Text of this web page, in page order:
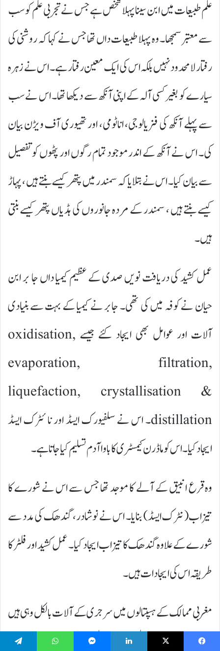
علم طبیعات میں ابن سینا پہلا شخص ہے جس نے تجربی علم کو سب
سے معتبر سمجھا۔ وہ پہلا طبیعات داں تھا جس نے کہا کہ روشنی کی
رفتار لا محدود نہیں بلکہ اس کی ایک معین رفتار ہے۔ اس نے زہرہ
سیارے کو بغیر کسی آلہ کے اپنی آنکھ سے دیکھا تھا۔ اس نے سب
سے پہلے آنکھ کی فزیالوجی، اناٹومی، اور تھیوری آف ویڑن بیان
کی۔ اس نے آنکھ کے اندر موجود تمام رگوں اور پٹھوں کو تفصیل
سے بیان کیا۔ اس نے بتلایا کہ سمندر میں پتھر کیسے بنتے ہیں ، پہاڑ
کیسے بنتے ہیں ، سمندر کے مردہ جانوروں کی ہڈیاں پتھر کیسے بنتی
ہیں۔
عمل کشید کی دریافت نویں صدی کے عظیم کیمیا داں جا بر ابن
حیان نے کوفہ میں کی تھی۔ جابر نے کیمیا کے بہت سے بنیادی
آلات اور عوامل بھی ایجاد کئے جیسے oxidisation,
evaporation, filtration,
liquefaction, crystallisation &
distillation۔ اس نے سلفیورک ایسڈ اور نا ئٹرک ایسڈ
ایجاد کیا۔ اس کو ماڈرن کیمسٹری کا با وا آدم تسلیم کیا جاتا ہے۔
وہ قرع انبیق کے آلے کا موجد تھا جس سے اس نے شورے کا
تیزاب( نٹرک ایسڈ) بنایا۔ اس نے نوشادر، گندھک کی مدد سے
شورے کے علاوہ گندھک کا تیزاب ایجاد کیا۔ عمل کشید اور فلٹر کا
طریقہ اس کی ایجادات ہیں۔
مغربی ممالک کے ہسپتالوں میں سرجری کے آلات بالکل وہی ہیں
جو دسویں صدی کے جلیل القدر اندلسی سرجن ابو القاسم زہراوی